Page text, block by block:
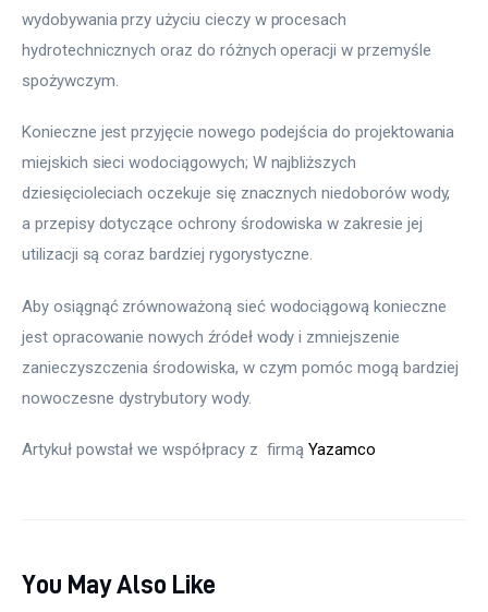
wydobywania przy użyciu cieczy w procesach
hydrotechnicznych oraz do różnych operacji w przemyśle
spożywczym.
Konieczne jest przyjęcie nowego podejścia do projektowania
miejskich sieci wodociągowych; W najbliższych
dziesięcioleciach oczekuje się znacznych niedoborów wody,
a przepisy dotyczące ochrony środowiska w zakresie jej
utilizacji są coraz bardziej rygorystyczne.
Aby osiągnąć zrównoważoną sieć wodociągową konieczne
jest opracowanie nowych źródeł wody i zmniejszenie
zanieczyszczenia środowiska, w czym pomóc mogą bardziej
nowoczesne dystrybutory wody.
Artykuł powstał we współpracy z  firmą Yazamco
You May Also Like